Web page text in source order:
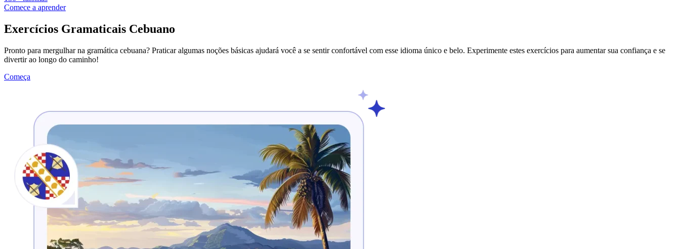
Comece a aprender
Exercícios Gramaticais Cebuano
Pronto para mergulhar na gramática cebuana? Praticar algumas noções básicas ajudará você a se sentir confortável com esse idioma único e belo. Experimente estes exercícios para aumentar sua confiança e se
divertir ao longo do caminho!
Começa